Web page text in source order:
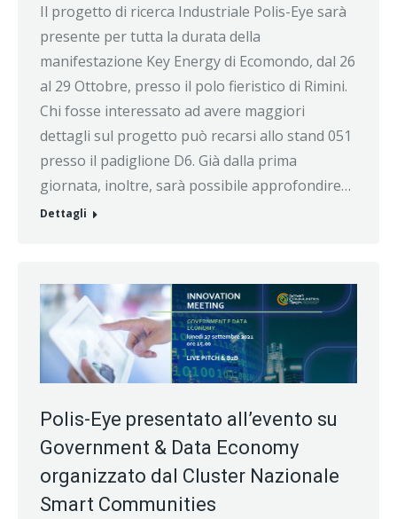
Il progetto di ricerca Industriale Polis-Eye sarà
presente per tutta la durata della
manifestazione Key Energy di Ecomondo, dal 26
al 29 Ottobre, presso il polo fieristico di Rimini.
Chi fosse interessato ad avere maggiori
dettagli sul progetto può recarsi allo stand 051
presso il padiglione D6. Già dalla prima
giornata, inoltre, sarà possibile approfondire…
Dettagli
Polis-Eye presentato all’evento su
Government & Data Economy
organizzato dal Cluster Nazionale
Smart Communities